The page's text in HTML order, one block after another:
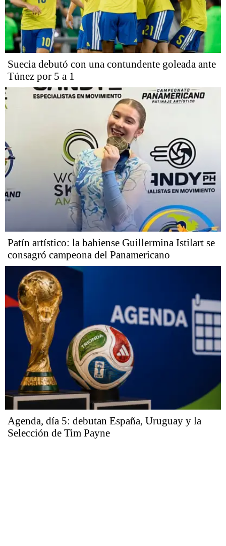
Suecia debutó con una contundente goleada ante
Túnez por 5 a 1
Patín artístico: la bahiense Guillermina Istilart se
consagró campeona del Panamericano
Agenda, día 5: debutan España, Uruguay y la
Selección de Tim Payne